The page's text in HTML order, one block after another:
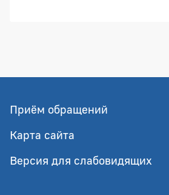
Приём обращений
Карта сайта
Версия для слабовидящих